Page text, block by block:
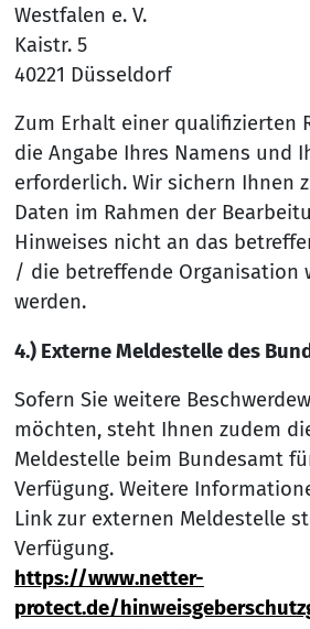
Westfalen e. V.
Kaistr. 5
40221 Düsseldorf
Zum Erhalt einer qualifizierten
die Angabe Ihres Namens und
erforderlich. Wir sichern Ihnen
Daten im Rahmen der
Hinweises nicht an das
/ die betreffende Organisation
werden.
4.) Externe Meldestelle des
Sofern Sie weitere
möchten, steht Ihnen zudem
Meldestelle beim Bundesamt
Verfügung. Weitere
Link zur externen Meldestelle
Verfügung.
https://www.netter-
protect.de/